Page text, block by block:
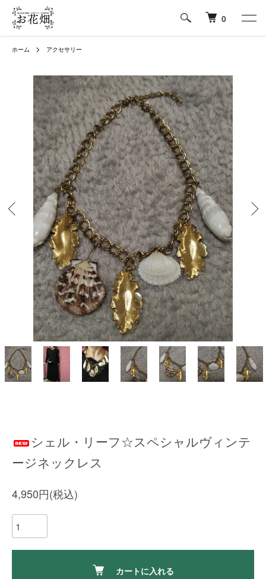
0
ホーム アクセサリー
シェル・リーフ☆スペシャルヴィンテ
ージネックレス
4,950円(税込)
カートに入れる